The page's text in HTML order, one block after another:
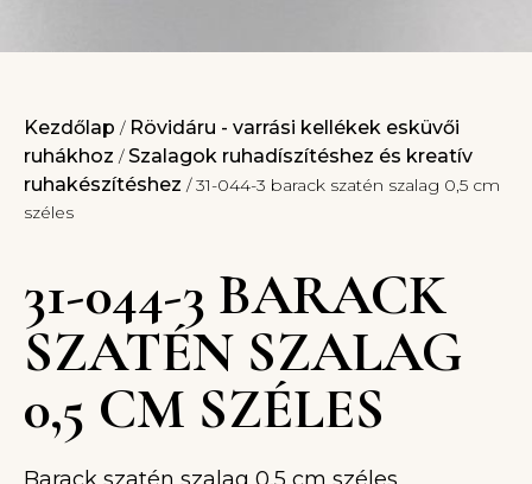
Kezdőlap / Rövidáru - varrási kellékek esküvői
ruhákhoz /Szalagok ruhadíszítéshez és kreatív
ruhakészítéshez / 31-044-3 barack szatén szalag 0,5 cm
széles
31-044-3 BARACK
SZATÉN SZALAG
0,5 CM SZÉLES
Barack szatén szalag 0,5 cm széles